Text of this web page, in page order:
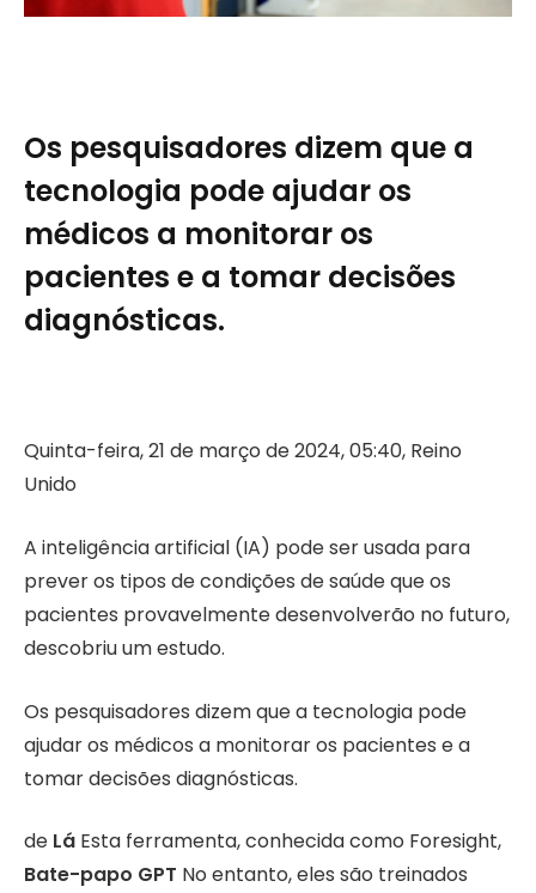
Os pesquisadores dizem que a
tecnologia pode ajudar os
médicos a monitorar os
pacientes e a tomar decisões
diagnósticas.
Quinta-feira, 21 de março de 2024, 05:40, Reino
Unido
A inteligência artificial (IA) pode ser usada para
prever os tipos de condições de saúde que os
pacientes provavelmente desenvolverão no futuro,
descobriu um estudo.
Os pesquisadores dizem que a tecnologia pode
ajudar os médicos a monitorar os pacientes e a
tomar decisões diagnósticas.
de Lá Esta ferramenta, conhecida como Foresight,
Bate-papo GPT No entanto, eles são treinados